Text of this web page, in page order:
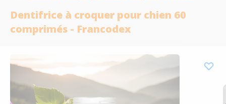
Dentifrice à croquer pour chien 60
comprimés - Francodex